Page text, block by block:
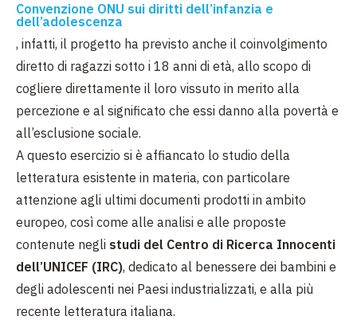
Convenzione ONU sui diritti dell’infanzia e
dell’adolescenza
, infatti, il progetto ha previsto anche il coinvolgimento
diretto di ragazzi sotto i 18 anni di età, allo scopo di
cogliere direttamente il loro vissuto in merito alla
percezione e al significato che essi danno alla povertà e
all’esclusione sociale.
A questo esercizio si è affiancato lo studio della
letteratura esistente in materia, con particolare
attenzione agli ultimi documenti prodotti in ambito
europeo, così come alle analisi e alle proposte
contenute negli studi del Centro di Ricerca Innocenti
dell’UNICEF (IRC), dedicato al benessere dei bambini e
degli adolescenti nei Paesi industrializzati, e alla più
recente letteratura italiana.